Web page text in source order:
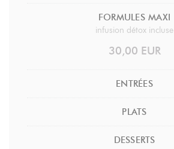
FORMULES MAXI
infusion détox incluse
30,00 EUR
ENTRÉES
PLATS
DESSERTS